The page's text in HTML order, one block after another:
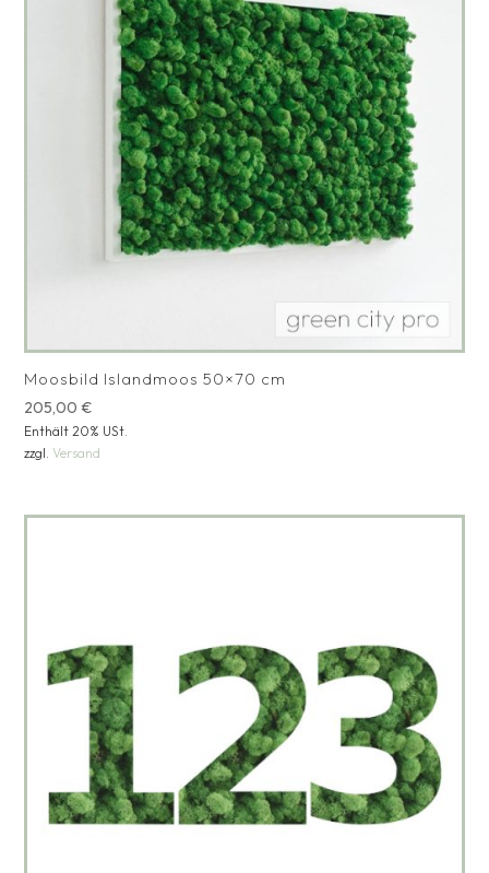
Moosbild Islandmoos 50×70 cm
205,00€
Enthält 20% USt.
zzgl.Versand